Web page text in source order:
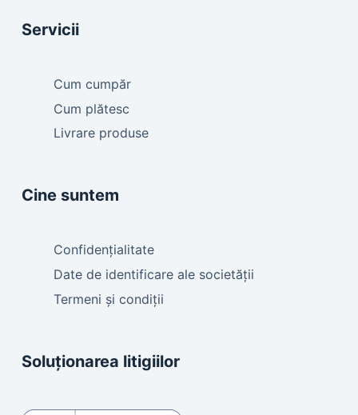
Servicii
Cum cumpăr
Cum plătesc
Livrare produse
Cine suntem
Confidențialitate
Date de identificare ale societății
Termeni și condiții
Soluționarea litigiilor